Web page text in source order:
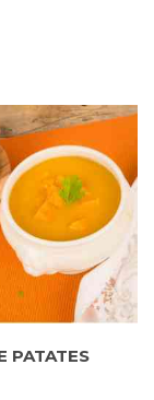
PATATES